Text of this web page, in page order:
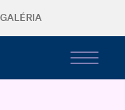
GALÉRIA